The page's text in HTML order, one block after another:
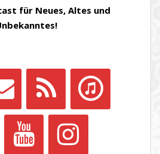
für Neues, Altes und